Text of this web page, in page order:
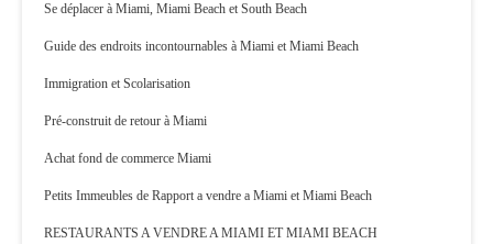
Se déplacer à Miami, Miami Beach et South Beach
Guide des endroits incontournables à Miami et Miami Beach
Immigration et Scolarisation
Pré-construit de retour à Miami
Achat fond de commerce Miami
Petits Immeubles de Rapport a vendre a Miami et Miami Beach
RESTAURANTS A VENDRE A MIAMI ET MIAMI BEACH